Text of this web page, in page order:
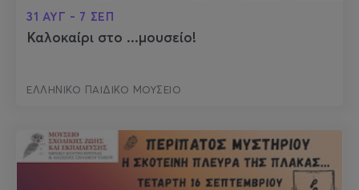
31 ΑΥΓ - 7 ΣΕΠ
Καλοκαίρι στο ...μουσείο!
ΕΛΛΗΝΙΚΟ ΠΑΙΔΙΚΟ ΜΟΥΣΕΙΟ